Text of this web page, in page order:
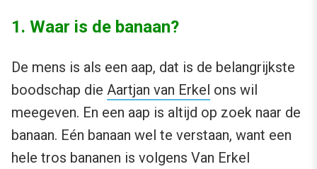
1. Waar is de banaan?
De mens is als een aap, dat is de belangrijkste
boodschap die Aartjan van Erkel ons wil
meegeven. En een aap is altijd op zoek naar de
banaan. Eén banaan wel te verstaan, want een
hele tros bananen is volgens Van Erkel